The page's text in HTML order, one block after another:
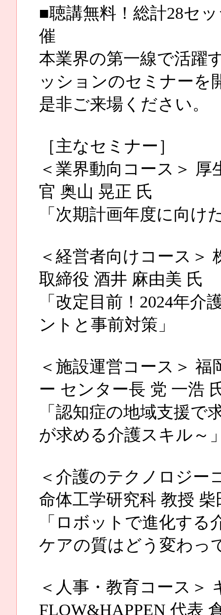
■聴講無料！総計28セ
催
本業界の第一線で活躍
ッションのセミナーを
是非ご来場ください。
［主なセミナー］
＜業界動向コース＞
官 奥山 晃正 氏
「次期計画年度に向
＜経営者向けコース＞
取締役 酒井 麻由美 氏
「改定目前！2024年
ントと事前対策」
＜施設運営コース＞
ー センター長 党 一浩
「認知症の地域支援で
が求める介護スキル～
＜介護のテクノロジー
命体工学研究科 教授 柴
「ロボットで進化す
ケアの質はどう変わっ
＜人事・教育コース＞
FLOW&HAPPEN 代表